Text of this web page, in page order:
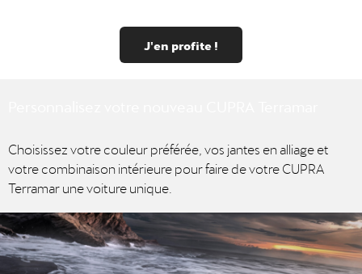
J'en profite !
Choisissez votre couleur préférée, vos jantes en alliage et
votre combinaison intérieure pour faire de votre CUPRA
Terramar une voiture unique.